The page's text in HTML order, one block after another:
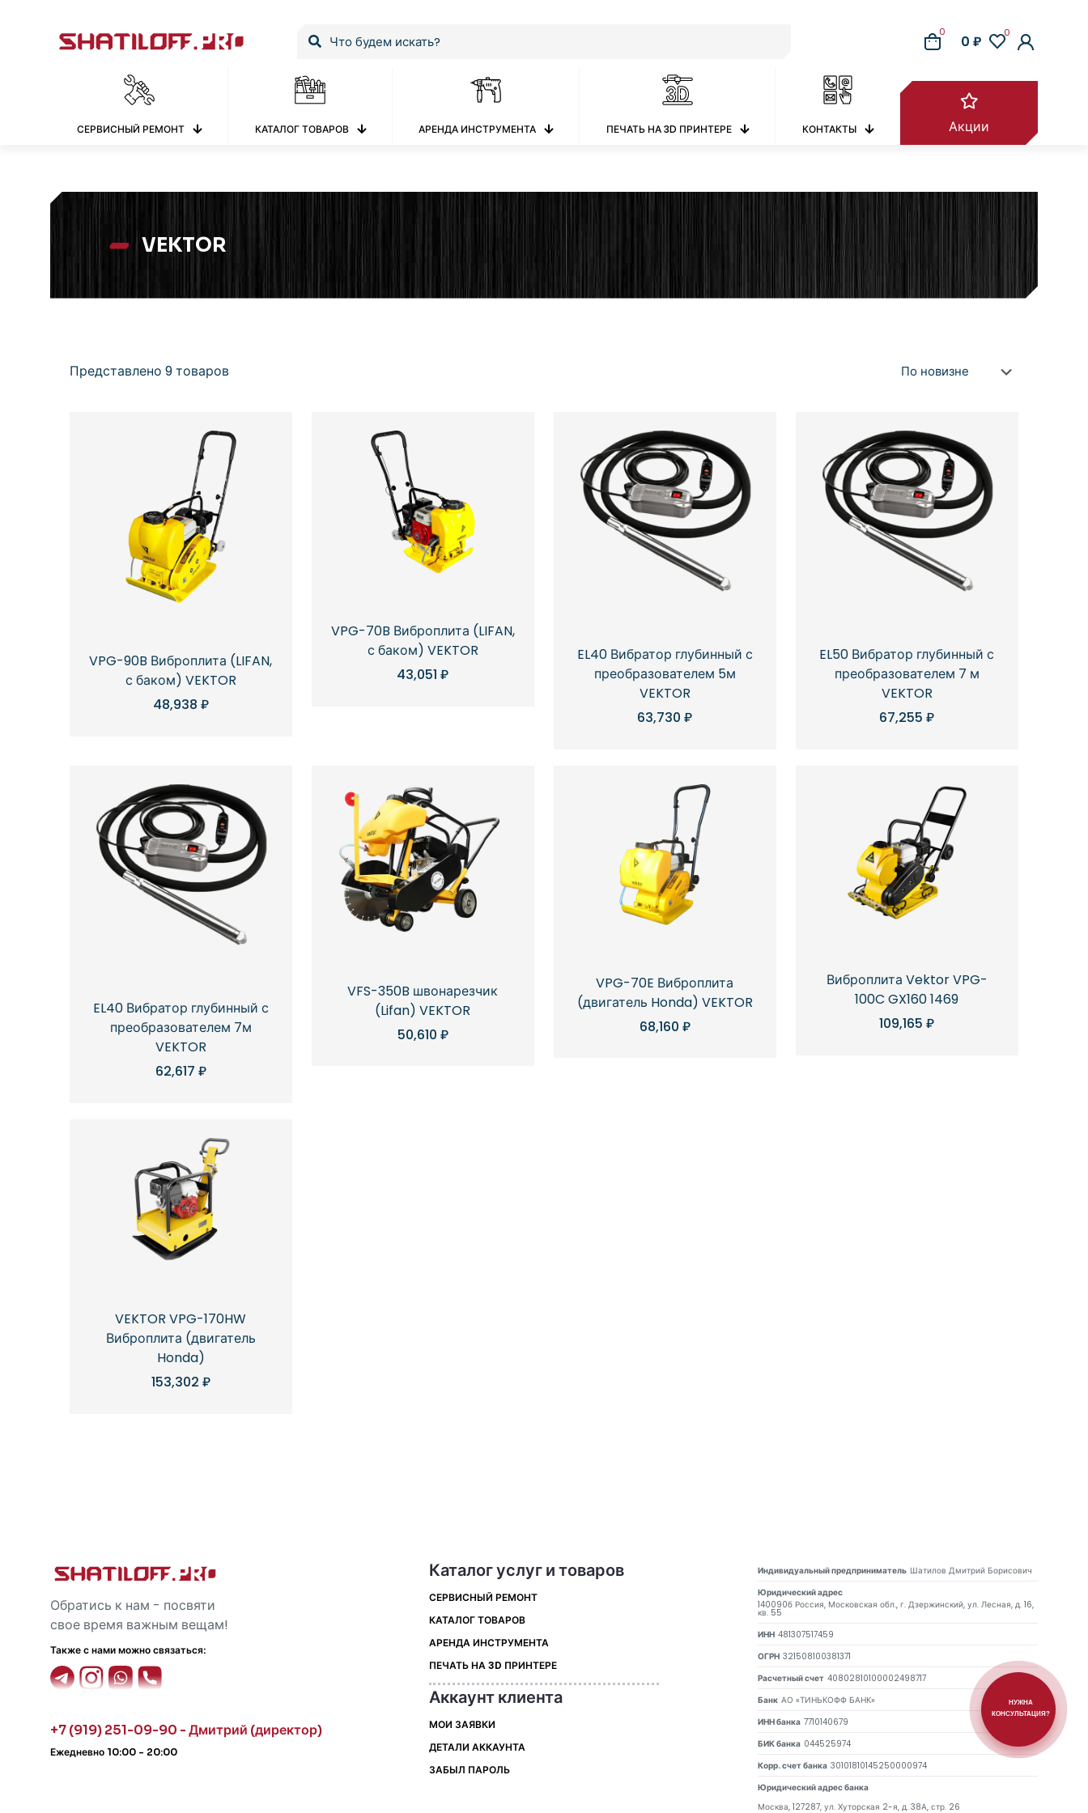
0
0 ₽ 0
СЕРВИСНЫЙ РЕМОНТ КАТАЛОГ ТОВАРОВ АРЕНДА ИНСТРУМЕНТА ПЕЧАТЬ НА 3D ПРИНТЕРЕ КОНТАКТЫ Акции
VEKTOR
Представлено 9 товаров
VPG-90B Виброплита (LIFAN,
с баком) VEKTOR
48,938 ₽
VPG-70B Виброплита (LIFAN,
с баком) VEKTOR
43,051₽
EL40 Вибратор глубинный с
преобразователем 5м
VEKTOR
63,730₽
EL50 Вибратор глубинный с
преобразователем 7 м
VEKTOR
67,255₽
EL40 Вибратор глубинный с
преобразователем 7м
VEKTOR
62,617 ₽
VFS-350B швонарезчик
(Lifan) VEKTOR
50,610 ₽
VPG-70E Виброплита
(двигатель Honda) VEKTOR
68,160 ₽
Виброплита Vektor VPG-
100C GX160 1469
109,165₽
VEKTOR VPG-170HW
Виброплита (двигатель
Honda)
153,302 ₽
Обратись к нам - посвяти
свое время важным вещам!
Также с нами можно связаться:
+7 (919) 251-09-90 - Дмитрий (директор)
Ежедневно 10:00 - 20:00
Каталог услуг и товаров
СЕРВИСНЫЙ РЕМОНТ
КАТАЛОГ ТОВАРОВ
АРЕНДА ИНСТРУМЕНТА
ПЕЧАТЬ НА 3D ПРИНТЕРЕ
Аккаунт клиента
МОИ ЗАЯВКИ
ДЕТАЛИ АККАУНТА
ЗАБЫЛ ПАРОЛЬ
Индивидуальный предприниматель Шатилов Дмитрий Борисович
Юридический адрес
140090б Россия, Московская обл., г. Дзержинский, ул. Лесная, д. 16,
кв. 55
ИНН 481307517459
ОГРН 321508100381371
Расчетный счет 40802810100002498717
Банк АО «ТИНЬКОФФ БАНК»
ИНН банка 7710140679
БИК банка 044525974
Корр. счет банка 30101810145250000974
Юридический адрес банка
Москва, 127287, ул. Хуторская 2-я, д. 38А, стр. 26
НУЖНА
КОНСУЛЬТАЦИЯ?